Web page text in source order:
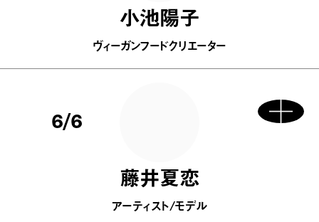
小池陽子
ヴィーガンフードクリエーター
6/6
藤井夏恋
アーティスト/モデル